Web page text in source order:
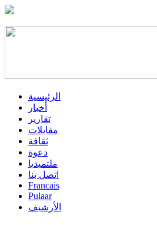
الرئيسية
أخبار
تقارير
مقابلات
ثقافة
دعوة
ملتميديا
اتصل بنا
Francais
Pulaar
الأرشيف